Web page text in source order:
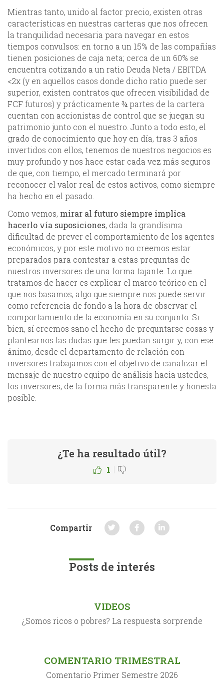
Mientras tanto, unido al factor precio, existen otras
características en nuestras carteras que nos ofrecen
la tranquilidad necesaria para navegar en estos
tiempos convulsos: en torno a un 15% de las compañías
tienen posiciones de caja neta; cerca de un 60% se
encuentra cotizando a un ratio Deuda Neta / EBITDA
<2x (y en aquellos casos donde dicho ratio puede ser
superior, existen contratos que ofrecen visibilidad de
FCF futuros) y prácticamente ¾ partes de la cartera
cuentan con accionistas de control que se juegan su
patrimonio junto con el nuestro. Junto a todo esto, el
grado de conocimiento que hoy en día, tras 3 años
invertidos con ellos, tenemos de nuestros negocios es
muy profundo y nos hace estar cada vez más seguros
de que, con tiempo, el mercado terminará por
reconocer el valor real de estos activos, como siempre
ha hecho en el pasado.
Como vemos, mirar al futuro siempre implica
hacerlo vía suposiciones, dada la grandísima
dificultad de prever el comportamiento de los agentes
económicos, y por este motivo no creemos estar
preparados para contestar a estas preguntas de
nuestros inversores de una forma tajante. Lo que
tratamos de hacer es explicar el marco teórico en el
que nos basamos, algo que siempre nos puede servir
como referencia de fondo a la hora de observar el
comportamiento de la economía en su conjunto. Si
bien, sí creemos sano el hecho de preguntarse cosas y
plantearnos las dudas que les puedan surgir y, con ese
ánimo, desde el departamento de relación con
inversores trabajamos con el objetivo de canalizar el
mensaje de nuestro equipo de análisis hacia ustedes,
los inversores, de la forma más transparente y honesta
posible.
¿Te ha resultado útil?
1 |
Compartir
Posts de interés
VIDEOS
¿Somos ricos o pobres? La respuesta sorprende
COMENTARIO TRIMESTRAL
Comentario Primer Semestre 2026